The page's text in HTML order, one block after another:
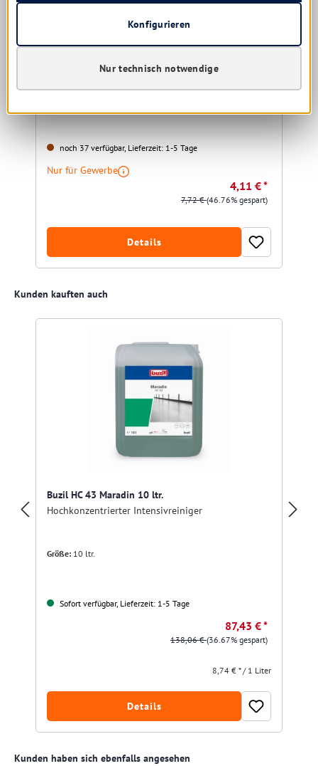
Iduna IduSmart Floorfix Jensen Shine
Bodenreiniger 1 ltr.
noch 37 verfügbar, Lieferzeit: 1-5 Tage
Nur für Gewerbe
4,11 € *
7,72 €(46.76% gespart)
Details
Produktgalerie überspringen
Kunden kauften auch
Buzil HC 43 Maradin 10 ltr.
Hochkonzentrierter Intensivreiniger
Größe: 10 ltr.
Sofort verfügbar, Lieferzeit: 1-5 Tage
87,43 € *
138,06 €(36.67% gespart)
8,74 € * / 1 Liter
Details
Produktgalerie überspringen
Kunden haben sich ebenfalls angesehen
Nur technisch notwendige
Konfigurieren